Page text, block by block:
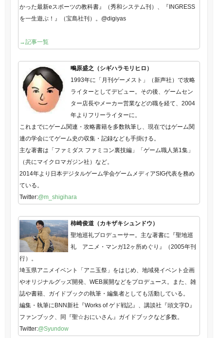
かった最新eスポーツの教科書』（秀和システム刊）、『INGRESS
を一生遊ぶ！』（宝島社刊）。@digiyas
→記事一覧
鴫原盛之（シギハラモリヒロ）
1993年に「月刊ゲーメスト」（新声社）で攻略
ライターとしてデビュー。その後、ゲームセン
ター店長やメーカー営業などの職を経て、2004
年よりフリーライターに。
これまでにゲーム関連・攻略書籍を多数執筆し、現在ではゲーム関
連の学会にてゲーム史の収集・記録なども手掛ける。
主な著書は「ファミダス ファミコン裏技編」「ゲーム職人第1集」
（共にマイクロマガジン社）など。
2014年より日本デジタルゲーム学会ゲームメディアSIG代表を務め
ている。
Twitter:@m_shigihara
柿崎俊道（カキザキシュンドウ）
聖地巡礼プロデューサー。主な著書に『聖地巡
礼 アニメ・マンガ12ヶ所めぐり』（2005年刊
行）。
埼玉県アニメイベント「アニ玉祭」をはじめ、地域発イベント企画
やオリジナルグッズ開発、WEB展開などをプロデュース。また、雑
誌や書籍、ガイドブックの執筆・編集者としても活動している。
編集・執筆にBNN新社『Works of ゲド戦記』、講談社『頭文字D』
ファンブック、同『聖☆おにいさん』ガイドブックなど多数。
Twitter:@Syundow